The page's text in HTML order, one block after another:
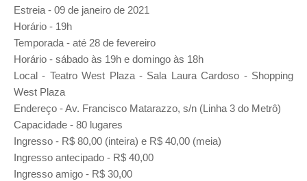
Estreia - 09 de janeiro de 2021
Horário - 19h
Temporada - até 28 de fevereiro
Horário - sábado às 19h e domingo às 18h
Local - Teatro West Plaza - Sala Laura Cardoso - Shopping
West Plaza
Endereço - Av. Francisco Matarazzo, s/n (Linha 3 do Metrô)
Capacidade - 80 lugares
Ingresso - R$ 80,00 (inteira) e R$ 40,00 (meia)
Ingresso antecipado - R$ 40,00
Ingresso amigo - R$ 30,00